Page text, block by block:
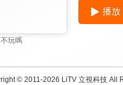
玩嗎
播放
© 2011-2026 LiTV 立視科技 All